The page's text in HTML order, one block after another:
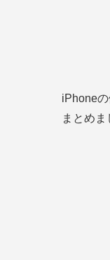
iPhone
まとめま